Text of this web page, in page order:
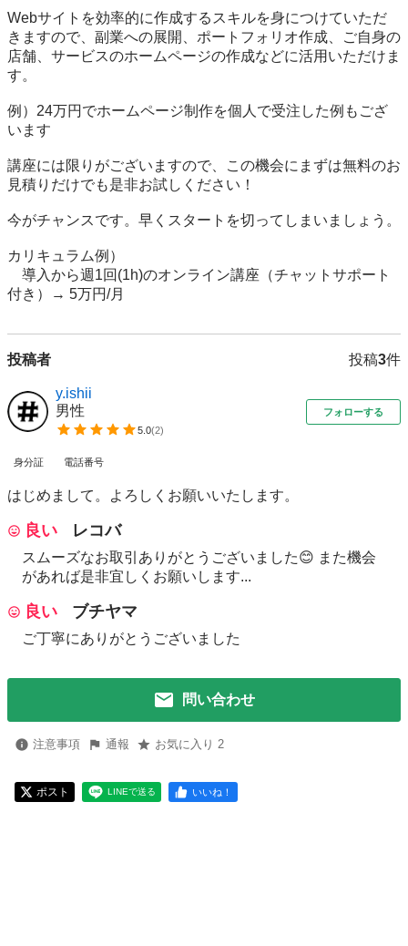
Webサイトを効率的に作成するスキルを身につけていただ
きますので、副業への展開、ポートフォリオ作成、ご自身の
店舗、サービスのホームページの作成などに活用いただけま
す。
例）24万円でホームページ制作を個人で受注した例もござ
います
講座には限りがございますので、この機会にまずは無料のお
見積りだけでも是非お試しください！
今がチャンスです。早くスタートを切ってしまいましょう。
カリキュラム例）
導入から週1回(1h)のオンライン講座（チャットサポート
付き）→ 5万円/月
投稿者 投稿3件
y.ishii
男性
5.0(2)
フォローする
身分証 電話番号
はじめまして。よろしくお願いいたします。
良い レコバ
スムーズなお取引ありがとうございました😊 また機会
があれば是非宜しくお願いします...
良い ブチヤマ
ご丁寧にありがとうございました
問い合わせ
注意事項 通報 お気に入り 2
ポスト LINEで送る いいね！